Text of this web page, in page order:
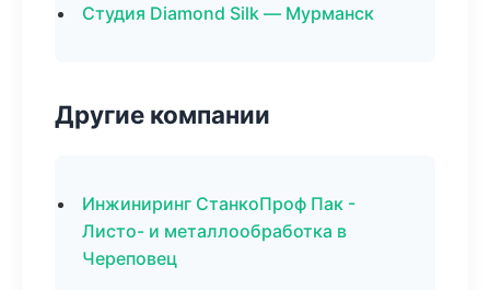
Студия Diamond Silk — Мурманск
Другие компании
Инжиниринг СтанкоПроф Пак -
Листо- и металлообработка в
Череповец